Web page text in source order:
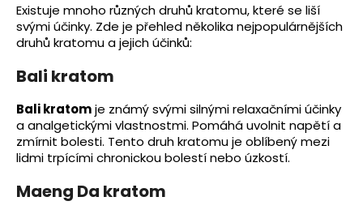
Existuje mnoho různých druhů kratomu, které se liší
svými účinky. Zde je přehled několika nejpopulárnějších
druhů kratomu a jejich účinků:
Bali kratom
Bali kratomje známý svými silnými relaxačními účinky
a analgetickými vlastnostmi. Pomáhá uvolnit napětí a
zmírnit bolesti. Tento druh kratomu je oblíbený mezi
lidmi trpícími chronickou bolestí nebo úzkostí.
Maeng Da kratom